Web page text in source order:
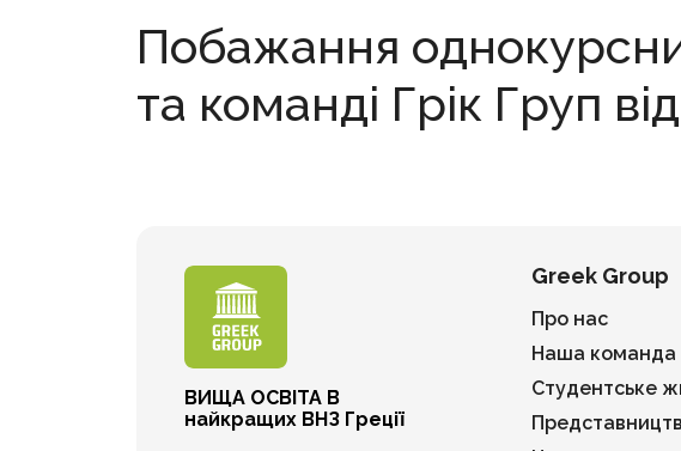
Побажання
та команді Грік Груп
ВИЩА ОСВІТА В
найкращих ВНЗ Греції
Greek Group
Про нас
Наша команда
Студентське